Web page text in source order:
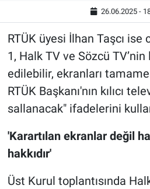
26.06.2025 -
RTÜK üyesi İlhan Taşcı ise
1, Halk TV ve Sözcü TV’nin
edilebilir, ekranları
RTÜK Başkanı'nın kılıcı
sallanacak" ifadelerini
'Karartılan ekranlar değil
hakkıdır'
Üst Kurul toplantısında